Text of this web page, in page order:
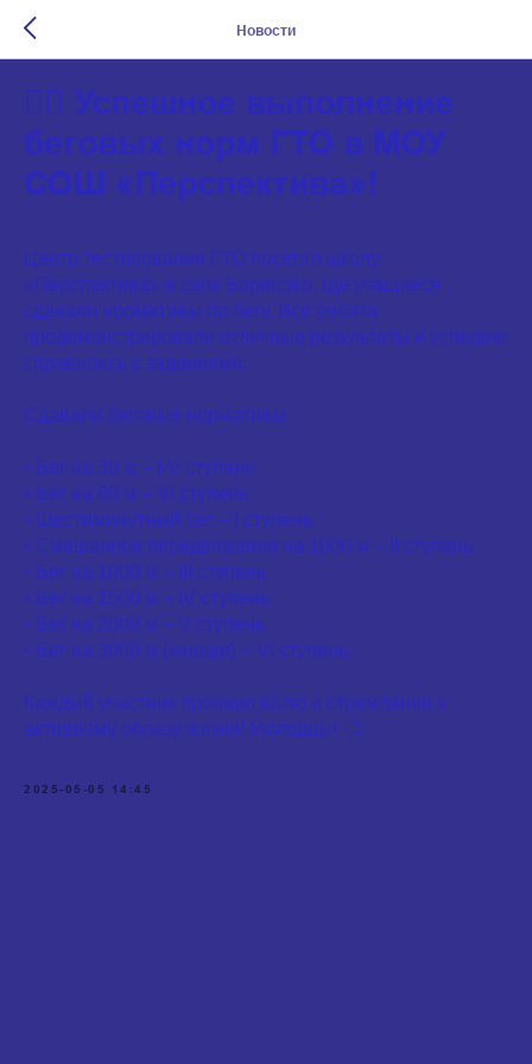
Новости
🏃‍♂️ Успешное выполнение
беговых норм ГТО в МОУ
СОШ «Перспектива»!
Центр тестирования ГТО посетил школу
«Перспектива» в селе Борисово, где учащиеся
сдавали нормативы по бегу. Все ребята
продемонстрировали отличные результаты и успешно
справились с заданиями.
Сдавали беговые нормативы:
• Бег на 30 м – I-V ступени
• Бег на 60 м – VI ступень
• Шестиминутный бег – I ступень
• Смешанное передвижение на 1000 м – II ступень
• Бег на 1000 м – III ступень
• Бег на 1500 м – IV ступень
• Бег на 2000 м – V ступень
• Бег на 3000 м (юноши) – VI ступень
Каждый участник проявил волю и стремление к
активному образу жизни! Молодцы! 👏
2025-05-05 14:45